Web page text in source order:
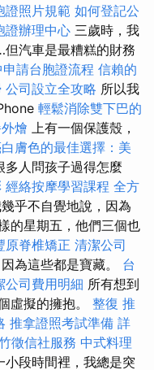
證照片規範 如何登記公
證辦理中心 三歲時，我
汽車是最糟糕的財務
申請台胞證流程 信賴的
公司設立全攻略 所以我
輕鬆消除雙下巴的
燴 上有一個保護殼，
膚色的最佳選擇：美
多人問孩子過得怎麼
經絡按摩學習課程 全方
乎不自覺地說，因為
的星期五，他們三個也
原脊椎矯正 清潔公司
為這些都是寶藏。 台
公司費用明細 所有想到
虛擬的擁抱。 整復 推
推拿證照考試準備 詳
徵信社服務 中式料理
小段時間裡，我總是突